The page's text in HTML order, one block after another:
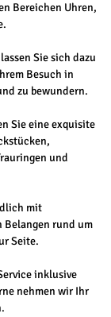
Bereichen Uhren,
Sie sich dazu
Besuch in
zu bewundern.
Sie eine exquisite
und
mit
rund um
Seite.
inklusive
nehmen wir Ihr